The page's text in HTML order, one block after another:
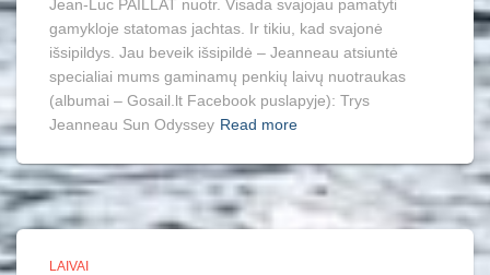
Jean-Luc PAILLAT nuotr. Visada svajojau pamatyti
gamykloje statomas jachtas. Ir tikiu, kad svajonė
išsipildys. Jau beveik išsipildė – Jeanneau atsiuntė
specialiai mums gaminamų penkių laivų nuotraukas
(albumai – Gosail.lt Facebook puslapyje): Trys
Jeanneau Sun Odyssey Read more
LAIVAI